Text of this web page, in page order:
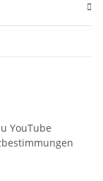
YouTube